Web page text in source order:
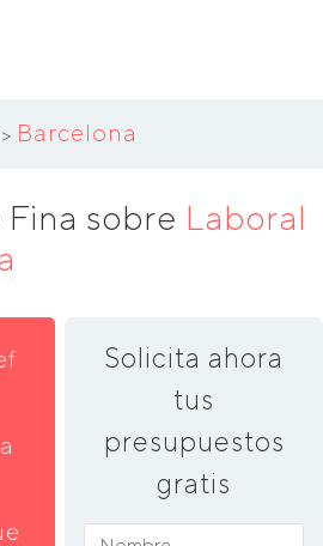
> Barcelona
sobre Laboral
Solicita ahora
tus
presupuestos
gratis